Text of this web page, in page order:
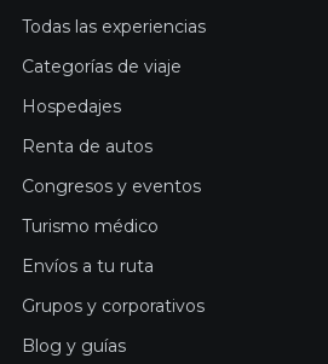
Todas las experiencias
Categorías de viaje
Hospedajes
Renta de autos
Congresos y eventos
Turismo médico
Envíos a tu ruta
Grupos y corporativos
Blog y guías